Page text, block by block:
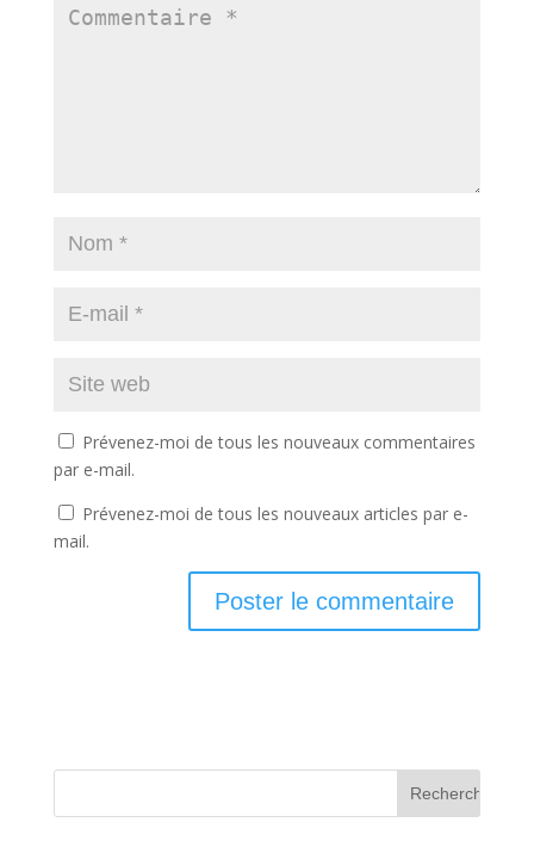
Prévenez-moi de tous les nouveaux commentaires
par e-mail.
Prévenez-moi de tous les nouveaux articles par e-
mail.